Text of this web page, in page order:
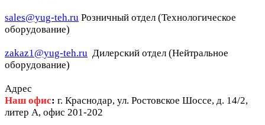
sales@yug-teh.ru Розничный отдел (Технологическое
оборудование)
zakaz1@yug-teh.ru Дилерский отдел (Нейтральное
оборудование)
Адрес
Наш офис: г. Краснодар, ул. Ростовское Шоссе, д. 14/2,
литер А, офис 201-202